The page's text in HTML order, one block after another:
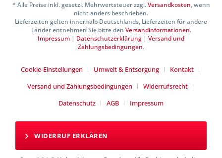
* Alle Preise inkl. gesetzl. Mehrwertsteuer zzgl.Versandkosten, wenn
nicht anders beschrieben.
Lieferzeiten gelten innerhalb Deutschlands, Lieferzeiten für andere
Länder entnehmen Sie bitte den Versandinformationen.
Impressum | Datenschutzerklärung | Versand und
Zahlungsbedingungen.
Cookie-Einstellungen Umwelt & Entsorgung
Kontakt
Versand und Zahlungsbedingungen
Widerrufsrecht
Datenschutz
AGB Impressum
WIDERRUF ERKLÄREN